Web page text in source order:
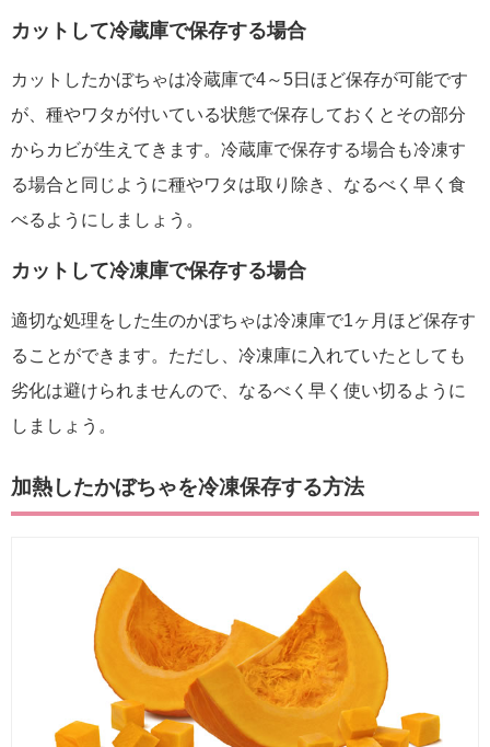
カットして冷蔵庫で保存する場合
カットしたかぼちゃは冷蔵庫で4～5日ほど保存が可能です
が、種やワタが付いている状態で保存しておくとその部分
からカビが生えてきます。冷蔵庫で保存する場合も冷凍す
る場合と同じように種やワタは取り除き、なるべく早く食
べるようにしましょう。
カットして冷凍庫で保存する場合
適切な処理をした生のかぼちゃは冷凍庫で1ヶ月ほど保存す
ることができます。ただし、冷凍庫に入れていたとしても
劣化は避けられませんので、なるべく早く使い切るように
しましょう。
加熱したかぼちゃを冷凍保存する方法